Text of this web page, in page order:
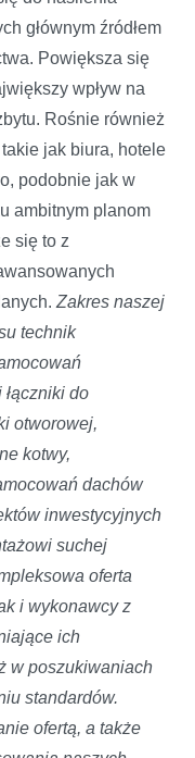
głównym źródłem
Powiększa się
wpływ na
Rośnie również
jak biura, hotele
podobnie jak w
ambitnym planom
się to z
Zakres naszej
technik
do
otworowej,
kotwy,
dachów
inwestycyjnych
suchej
oferta
i wykonawcy z
ich
w poszukiwaniach
standardów.
ofertą, a także